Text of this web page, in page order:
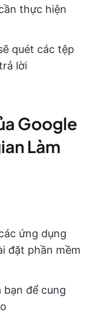
thực hiện
quét các tệp
lời
Google
Làm
ứng dụng
đặt phần mềm
bạn để cung